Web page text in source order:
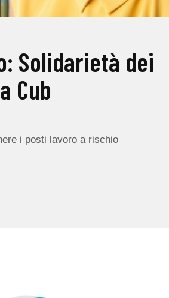
Solidarietà dei
Cub
i posti lavoro a rischio